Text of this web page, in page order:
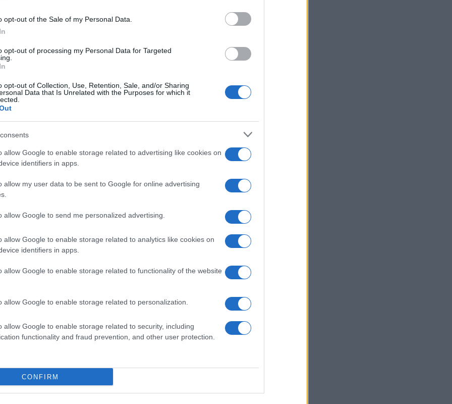
opt-out of the Sale of my Personal Data.
opt-out of processing my Personal Data for Targeted
opt-out of Collection, Use, Retention, Sale, and/or Sharing
Data that Is Unrelated with the Purposes for which it
allow Google to enable storage related to advertising like cookies on
identifiers in apps.
allow my user data to be sent to Google for online advertising
allow Google to send me personalized advertising.
allow Google to enable storage related to analytics like cookies on
identifiers in apps.
allow Google to enable storage related to functionality of the website
allow Google to enable storage related to personalization.
allow Google to enable storage related to security, including
functionality and fraud prevention, and other user protection.
CONFIRM
Dicembre 2024, 14:15
cambio sesso non aiuta i
Ma lo studio viene fatto
sparire
Franco Lodige
Ottobre 2024, 8:41
6.7k
i bambini “figlio” e “figlia”
di Franco Lodige
Settembre 2024, 17:12
7.5k
woke: medici obbligati a
agli uomini se sono